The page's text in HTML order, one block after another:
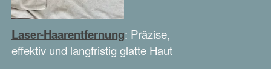
Laser-Haarentfernung: Präzise,
effektiv und langfristig glatte Haut